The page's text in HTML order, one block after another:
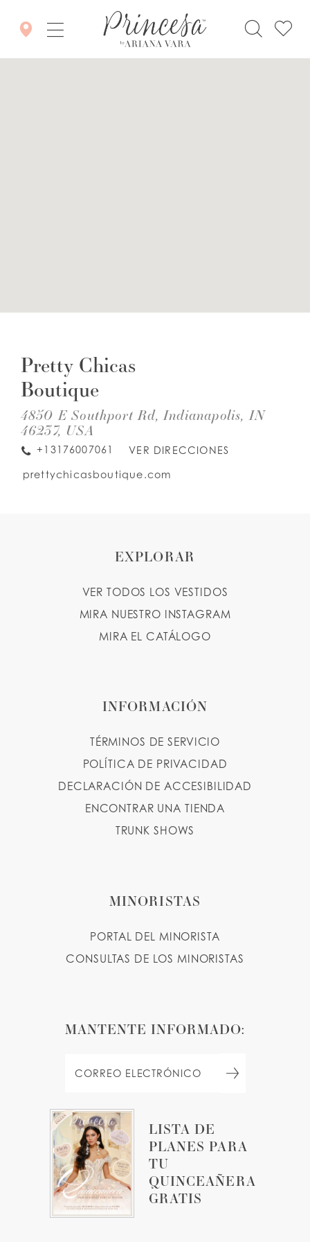
ESPAÑOL
Pretty Chicas
Boutique
4850 E Southport Rd, Indianapolis, IN
46237, USA
+13176007061 VER DIRECCIONES
prettychicasboutique.com
LISTA DE
PLANES PARA
TU
QUINCEAÑERA
GRATIS
EXPLORAR
VER TODOS LOS VESTIDOS
MIRA NUESTRO INSTAGRAM
MIRA EL CATÁLOGO
INFORMACIÓN
TÉRMINOS DE SERVICIO
POLÍTICA DE PRIVACIDAD
DECLARACIÓN DE ACCESIBILIDAD
ENCONTRAR UNA TIENDA
TRUNK SHOWS
MINORISTAS
PORTAL DEL MINORISTA
CONSULTAS DE LOS MINORISTAS
MANTENTE INFORMADO: